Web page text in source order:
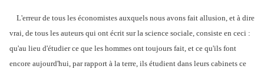
L'erreur de tous les économistes auxquels nous avons fait allusion, et à dire
vrai, de tous les auteurs qui ont écrit sur la science sociale, consiste en ceci :
qu'au lieu d'étudier ce que les hommes ont toujours fait, et ce qu'ils font
encore aujourd'hui, par rapport à la terre, ils étudient dans leurs cabinets ce